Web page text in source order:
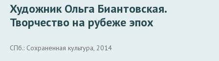
Художник Ольга Биантовская.
Творчество на рубеже эпох
СПб.: Сохраненная культура, 2014